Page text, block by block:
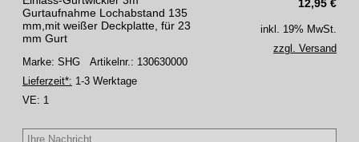
12,95 €
Gurtaufnahme Lochabstand 135
mm,mit weißer Deckplatte, für 23
mm Gurt
Marke: SHG Artikelnr.: 130630000
Lieferzeit*: 1-3 Werktage
VE: 1
inkl. 19% MwSt.
zzgl. Versand